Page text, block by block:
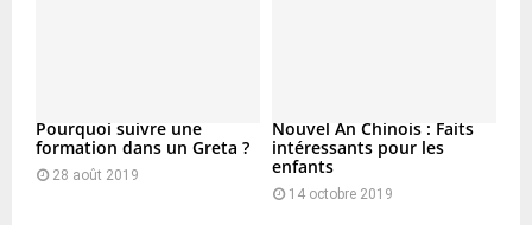
Pourquoi suivre une
formation dans un Greta ?
28 août 2019
Nouvel An Chinois : Faits
intéressants pour les
enfants
14 octobre 2019